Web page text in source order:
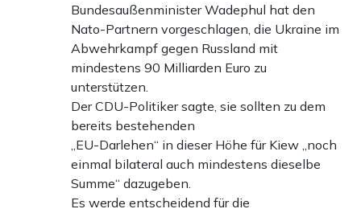
Bundesaußenminister Wadephul hat den
Nato-Partnern vorgeschlagen, die Ukraine im
Abwehrkampf gegen Russland mit
mindestens 90 Milliarden Euro zu
unterstützen.
Der CDU-Politiker sagte, sie sollten zu dem
bereits bestehenden
„EU-Darlehen“ in dieser Höhe für Kiew „noch
einmal bilateral auch mindestens dieselbe
Summe“ dazugeben.
Es werde entscheidend für die